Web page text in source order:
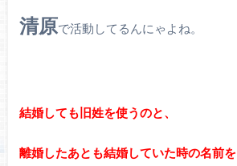
清原で活動してるんにゃよね。
結婚しても旧姓を使うのと、
離婚したあとも結婚していた時の名前を